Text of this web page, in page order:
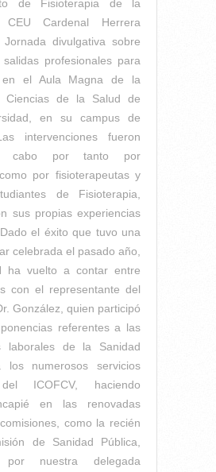
de Fisioterapia de la
CEU Cardenal Herrera
divulgativa sobre
profesionales para
en el Aula Magna de la
Ciencias de la Salud de
en su campus de
intervenciones fueron
cabo por tanto por
por fisioterapeutas y
de Fisioterapia,
sus propias experiencias
el éxito que tuvo una
celebrada el pasado año,
ha vuelto a contar entre
con el representante del
González, quien participó
referentes a las
laborales de la Sanidad
numerosos servicios
ICOFCV, haciendo
en las renovadas
como la recién
de Sanidad Pública,
por nuestra delegada